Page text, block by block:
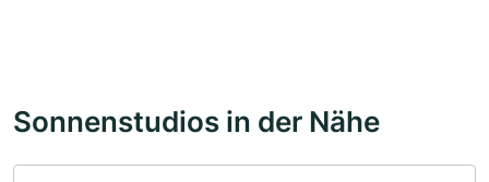
Sonnenstudios in der Nähe